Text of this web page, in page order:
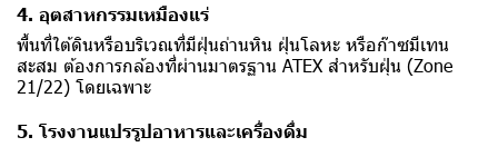
4. อุตสาหกรรมเหมืองแร่
พื้นที่ใต้ดินหรือบริเวณที่มีฝุ่นถ่านหิน ฝุ่นโลหะ หรือก๊าซมีเทน
สะสม ต้องการกล้องที่ผ่านมาตรฐาน ATEX สำหรับฝุ่น (Zone
21/22) โดยเฉพาะ
5. โรงงานแปรรูปอาหารและเครื่องดื่ม